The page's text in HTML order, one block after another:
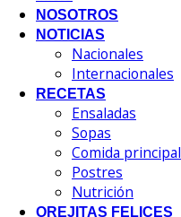
NOSOTROS
NOTICIAS
Nacionales
Internacionales
RECETAS
Ensaladas
Sopas
Comida principal
Postres
Nutrición
OREJITAS FELICES